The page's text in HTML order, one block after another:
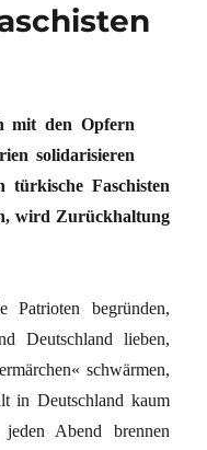
mit den Opfern
solidarisieren
türkische Faschisten
wird Zurückhaltung
begründen,
Deutschland lieben,
schwärmen,
in Deutschland kaum
Abend brennen